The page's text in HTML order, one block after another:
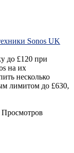
Sonos UK
до £120 при
на их
несколько
лимитом до £630,
Просмотров